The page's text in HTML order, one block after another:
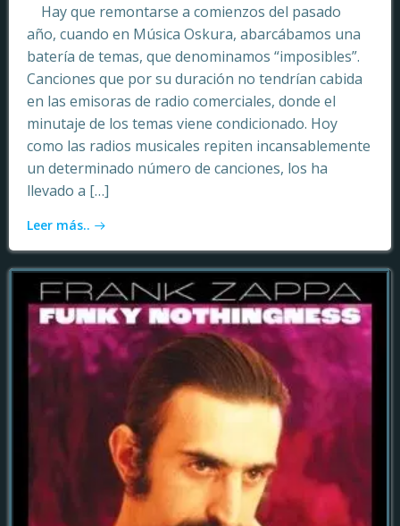
Hay que remontarse a comienzos del pasado
año, cuando en Música Oskura, abarcábamos una
batería de temas, que denominamos “imposibles”.
Canciones que por su duración no tendrían cabida
en las emisoras de radio comerciales, donde el
minutaje de los temas viene condicionado. Hoy
como las radios musicales repiten incansablemente
un determinado número de canciones, los ha
llevado a […]
Leer más..